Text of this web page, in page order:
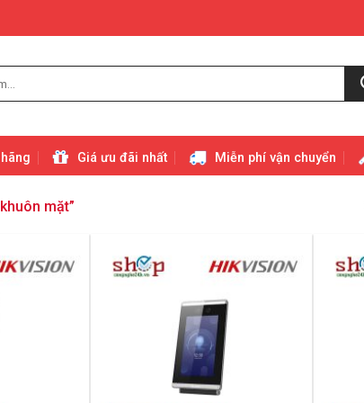
Giá ưu đãi nhất Miễn phí vận chuyển
mặt”